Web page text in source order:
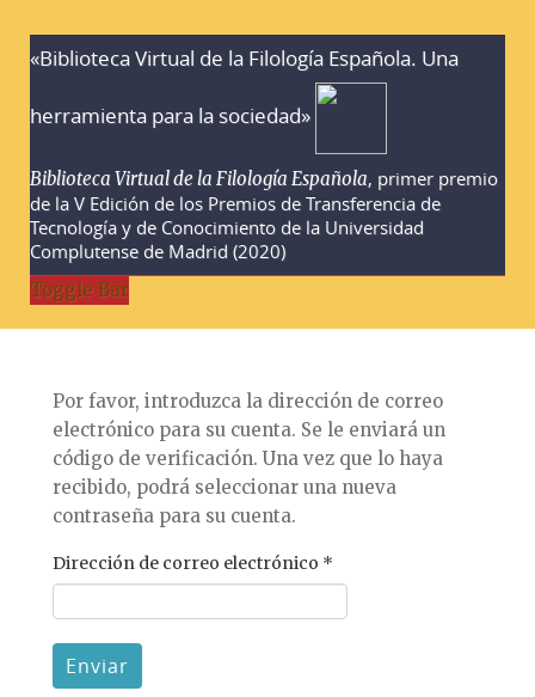
«Biblioteca Virtual de la Filología Española. Una
herramienta para la sociedad»
Biblioteca Virtual de la Filología Española, primer premio
de la V Edición de los Premios de Transferencia de
Tecnología y de Conocimiento de la Universidad
Complutense de Madrid (2020)
Toggle Bar
Por favor, introduzca la dirección de correo
electrónico para su cuenta. Se le enviará un
código de verificación. Una vez que lo haya
recibido, podrá seleccionar una nueva
contraseña para su cuenta.
Dirección de correo electrónico *
Enviar